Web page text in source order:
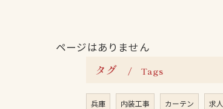
ページはありません
タグ Tags
兵庫 内装工事 カーテン 求人